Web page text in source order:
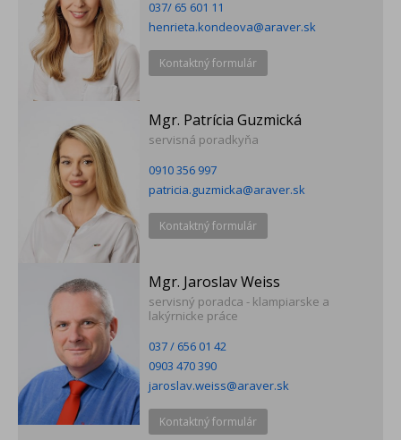
037/ 65 601 11
henrieta.kondeova@araver.sk
Kontaktný formulár
Mgr. Patrícia Guzmická
servisná poradkyňa
0910 356 997
patricia.guzmicka@araver.sk
Kontaktný formulár
Mgr. Jaroslav Weiss
servisný poradca - klampiarske a
lakýrnicke práce
037 / 656 01 42
0903 470 390
jaroslav.weiss@araver.sk
Kontaktný formulár